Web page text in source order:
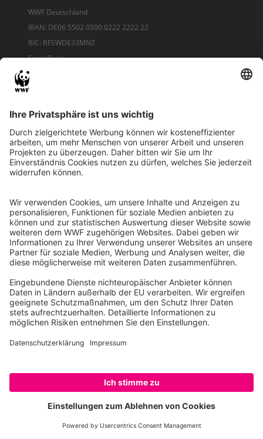
SPENDEN
WWF Deutschland
IBAN: DE06 5502 0500 0222 2222 22
BIC: BFSWDE33MNZ
SozialBank
QR-CODE FÜR BANKING-APP
Reinhardtstr. 18
10117 Berlin
Tel.: 030-311 777 700
Ihre Spende kann steuerlich geltend gemacht werden
Justiz Berlin, Az: 3416/976/2
Umsatzsteuer-Identifikationsnummer: DE 114236103
Freistellungsbescheid: Als gemeinnützige Körperschaft befreit
Steuernummer 27/641/09321
© WWF Deutschland 2026